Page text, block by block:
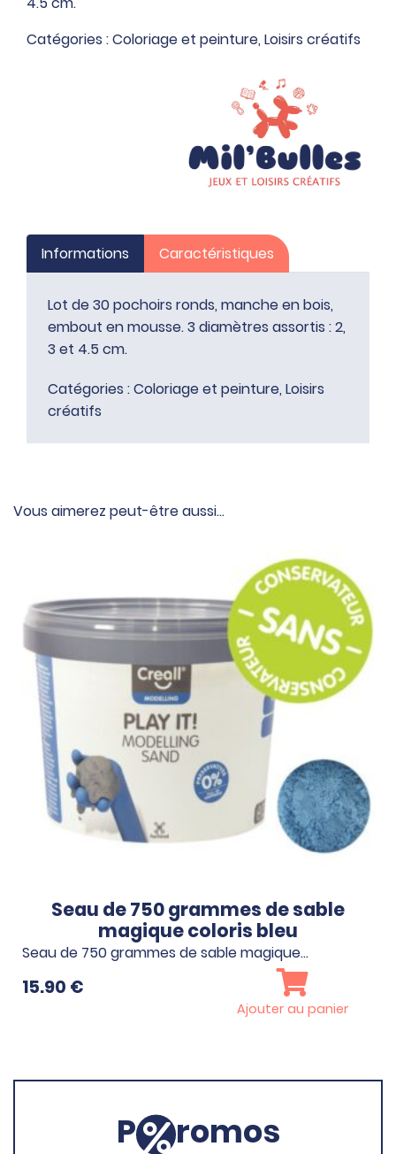
pochoirs
ronds,
Catégories :Coloriage et peinture, Loisirs créatifs
Informations Caractéristiques
Lot de 30 pochoirs ronds, manche en bois,
embout en mousse. 3 diamètres assortis : 2,
3 et 4.5 cm.
Catégories :Coloriage et peinture, Loisirs
créatifs
Vous aimerez peut-être aussi…
Seau de 750 grammes de sable
magique coloris bleu
Seau de 750 grammes de sable magique…
15.90 €
Ajouter au panier
P romos